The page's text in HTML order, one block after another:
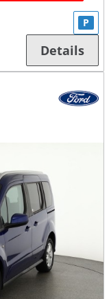
P
Details